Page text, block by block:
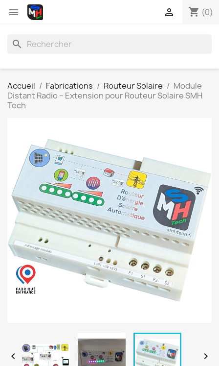
 shopping_cart (0)

search
Accueil Fabrications Routeur Solaire
Module
Distant Radio – Extension pour Routeur Solaire SMH
Tech
 